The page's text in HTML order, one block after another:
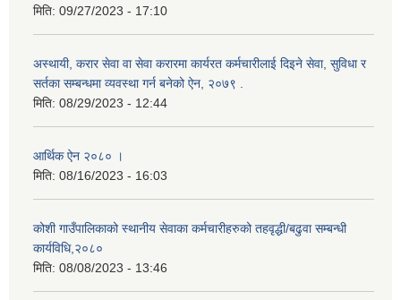
मिति: 09/27/2023 - 17:10
अस्थायी, करार सेवा वा सेवा करारमा कार्यरत कर्मचारीलाई दिइने सेवा, सुविधा र
सर्तका सम्बन्धमा व्यवस्था गर्न बनेको ऐन, २०७९ ‍.
मिति: 08/29/2023 - 12:44
आर्थिक ऐन २०८० ।
मिति: 08/16/2023 - 16:03
कोशी गाउँपालिकाको स्थानीय सेवाका कर्मचारीहरुको तहवृद्धी/बढुवा सम्बन्धी
कार्यविधि,२०८०
मिति: 08/08/2023 - 13:46